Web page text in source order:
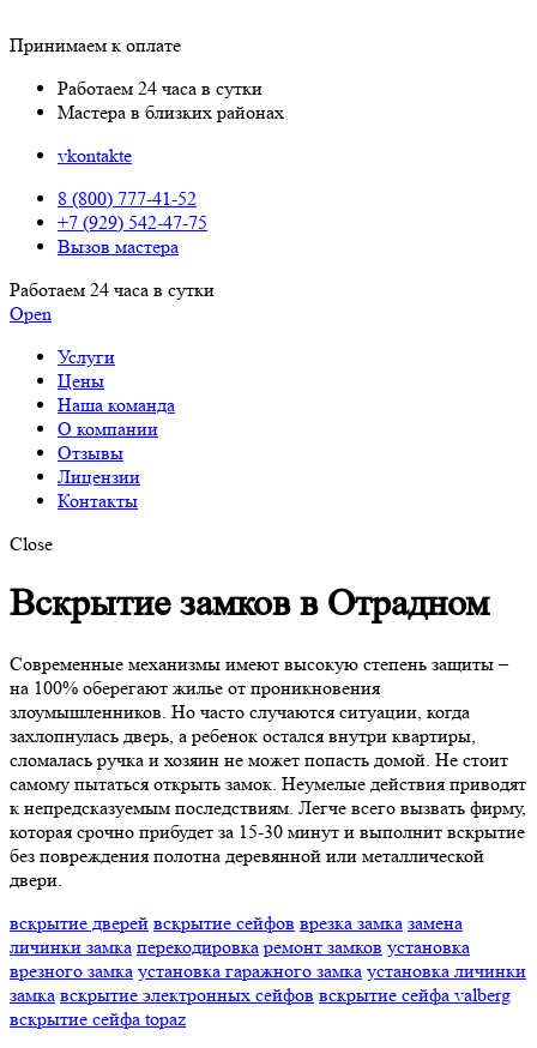
Принимаем к оплате
Работаем 24 часа в сутки
Мастера в близких районах
vkontakte
8 (800) 777-41-52
+7 (929) 542-47-75
Вызов мастера
Работаем 24 часа в сутки
Open
Услуги
Цены
Наша команда
О компании
Отзывы
Лицензии
Контакты
Close
Вскрытие замков в Отрадном
Современные механизмы имеют высокую степень защиты –
на 100% оберегают жилье от проникновения
злоумышленников. Но часто случаются ситуации, когда
захлопнулась дверь, а ребенок остался внутри квартиры,
сломалась ручка и хозяин не может попасть домой. Не стоит
самому пытаться открыть замок. Неумелые действия приводят
к непредсказуемым последствиям. Легче всего вызвать фирму,
которая срочно прибудет за 15-30 минут и выполнит вскрытие
без повреждения полотна деревянной или металлической
двери.
вскрытие дверей вскрытие сейфов врезка замка замена
личинки замка перекодировка ремонт замков установка
врезного замка установка гаражного замка установка личинки
замка вскрытие электронных сейфов вскрытие сейфа valberg
вскрытие сейфа topaz